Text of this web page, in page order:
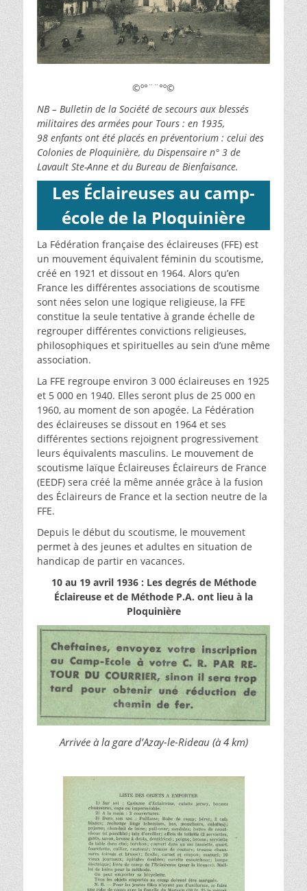
©º°¨¨°º©
NB – Bulletin de la Société de secours aux blessés
militaires des armées pour Tours : en 1935,
98 enfants ont été placés en préventorium : celui des
Colonies de Ploquinière, du Dispensaire n° 3 de
Lavault Ste-Anne et du Bureau de Bienfaisance.
Les Éclaireuses au camp-
école de la Ploquinière
La Fédération française des éclaireuses (FFE) est
un mouvement équivalent féminin du scoutisme,
créé en 1921 et dissout en 1964. Alors qu’en
France les différentes associations de scoutisme
sont nées selon une logique religieuse, la FFE
constitue la seule tentative à grande échelle de
regrouper différentes convictions religieuses,
philosophiques et spirituelles au sein d’une même
association.
La FFE regroupe environ 3 000 éclaireuses en 1925
et 5 000 en 1940. Elles seront plus de 25 000 en
1960, au moment de son apogée. La Fédération
des éclaireuses se dissout en 1964 et ses
différentes sections rejoignent progressivement
leurs équivalents masculins. Le mouvement de
scoutisme laïque Éclaireuses Éclaireurs de France
(EEDF) sera créé la même année grâce à la fusion
des Éclaireurs de France et la section neutre de la
FFE.
Depuis le début du scoutisme, le mouvement
permet à des jeunes et adultes en situation de
handicap de partir en vacances.
10 au 19 avril 1936 : Les degrés de Méthode
Éclaireuse et de Méthode P.A. ont lieu à la
Ploquinière
Arrivée à la gare d’Azay-le-Rideau (à 4 km)